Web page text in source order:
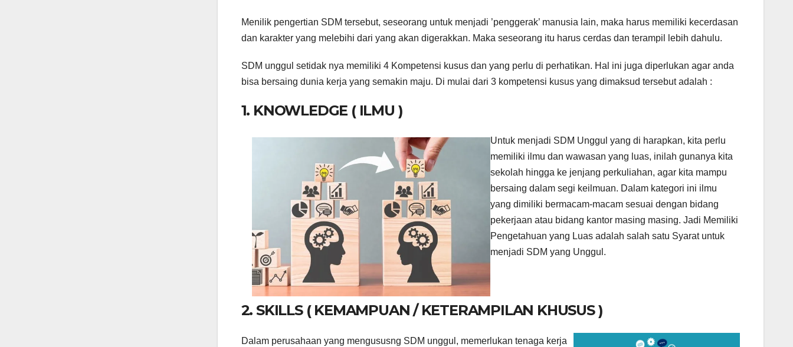
Menilik pengertian SDM tersebut, seseorang untuk menjadi ’penggerak’ manusia lain, maka harus memiliki kecerdasan
dan karakter yang melebihi dari yang akan digerakkan. Maka seseorang itu harus cerdas dan terampil lebih dahulu.
SDM unggul setidak nya memiliki 4 Kompetensi kusus dan yang perlu di perhatikan. Hal ini juga diperlukan agar anda
bisa bersaing dunia kerja yang semakin maju. Di mulai dari 3 kompetensi kusus yang dimaksud tersebut adalah :
1. KNOWLEDGE ( ILMU )
Untuk menjadi SDM Unggul yang di harapkan, kita perlu
memiliki ilmu dan wawasan yang luas, inilah gunanya kita
sekolah hingga ke jenjang perkuliahan, agar kita mampu
bersaing dalam segi keilmuan. Dalam kategori ini ilmu
yang dimiliki bermacam-macam sesuai dengan bidang
pekerjaan atau bidang kantor masing masing. Jadi Memiliki
Pengetahuan yang Luas adalah salah satu Syarat untuk
menjadi SDM yang Unggul.
2. SKILLS ( KEMAMPUAN / KETERAMPILAN KHUSUS )
Dalam perusahaan yang mengususng SDM unggul, memerlukan tenaga kerja